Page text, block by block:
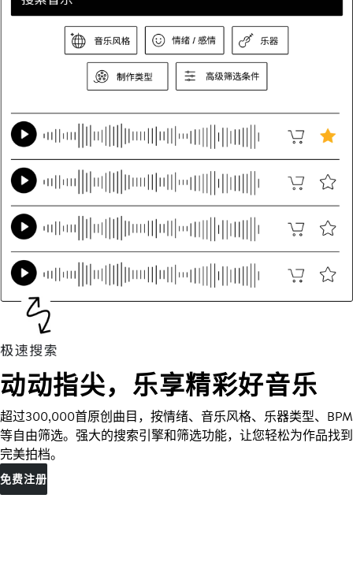
动动指尖，乐享精彩好音乐
超过300,000首原创曲目，按情绪、音乐风格、乐器类型、BPM
等自由筛选。强大的搜索引擎和筛选功能，让您轻松为作品找到
完美拍档。
免费注册